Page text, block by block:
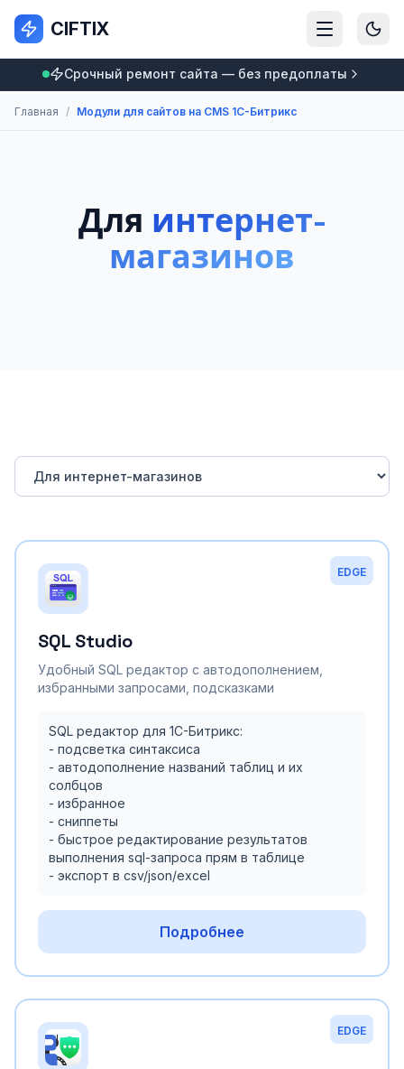
CIFTIX
Срочный ремонт сайта — без предоплаты
Главная / Модули для сайтов на CMS 1С-Битрикс
Для интернет-
магазинов
EDGE
SQL Studio
Удобный SQL редактор с автодополнением,
избранными запросами, подсказками
SQL редактор для 1С-Битрикс:
- подсветка синтаксиса
- автодополнение названий таблиц и их
солбцов
- избранное
- сниппеты
- быстрое редактирование результатов
выполнения sql-запроса прям в таблице
- экспорт в csv/json/excel
Подробнее
EDGE